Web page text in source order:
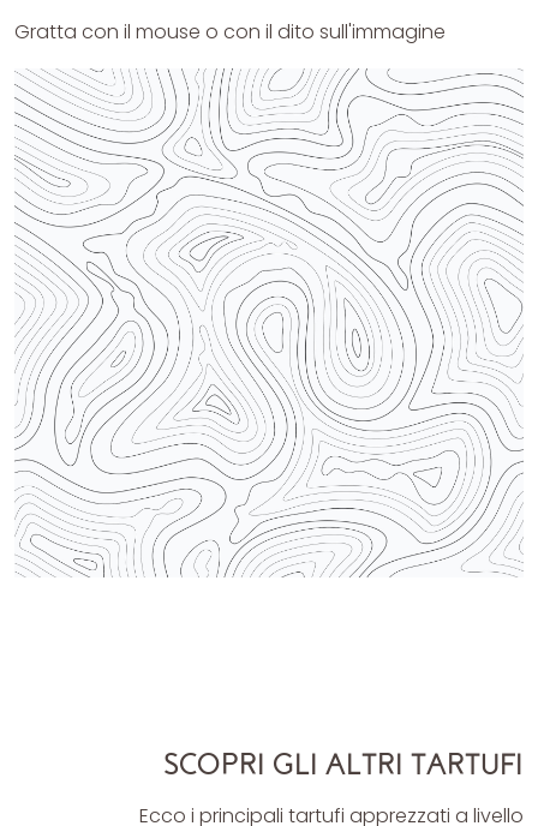
Gratta con il mouse o con il dito sull'immagine
In Italia la Cerca e Cavatura del tartufo si
praticava fin dai tempi antichi, dagli Etruschi e
Romani.
SCOPRI GLI ALTRI TARTUFI
Ecco i principali tartufi apprezzati a livello